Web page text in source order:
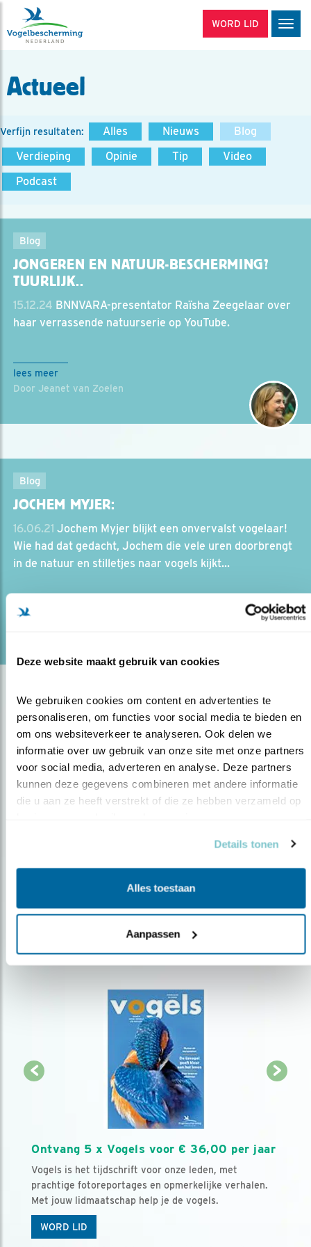
Deze website maakt gebruik van cookies
We gebruiken cookies om content en advertenties te
personaliseren, om functies voor social media te bieden en
om ons websiteverkeer te analyseren. Ook delen we
informatie over uw gebruik van onze site met onze partners
voor social media, adverteren en analyse. Deze partners
kunnen deze gegevens combineren met andere informatie
die u aan ze heeft verstrekt of die ze hebben verzameld op
Details tonen
Alles toestaan
Aanpassen
WORD LID
Actueel
Verfijn resultaten: Alles Nieuws
Blog
Verdieping
Opinie Tip
Video
Podcast
Blog
JONGEREN EN NATUUR-BESCHERMING?
TUURLIJK..
15.12.24 BNNVARA-presentator Raïsha Zeegelaar over
haar verrassende natuurserie op YouTube.
lees meer
Door Jeanet van Zoelen
Blog
JOCHEM MYJER:
16.06.21 Jochem Myjer blijkt een onvervalst vogelaar!
Wie had dat gedacht, Jochem die vele uren doorbrengt
in de natuur en stilletjes naar vogels kijkt...
lees meer
Op de hoogte blijven?
over vogels en activiteiten van Vogelbescherming.
Volg ons via social media
Ontvang 5 x Vogels voor € 36,00 per jaar
Vogels is het tijdschrift voor onze leden, met
prachtige fotoreportages en opmerkelijke verhalen.
Met jouw lidmaatschap help je de vogels.
WORD LID